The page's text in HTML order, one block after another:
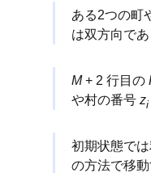
ある2つの町
は双方向で
M+ 2 行目の
や村の番号 zi
初期状態で
の方法で移動